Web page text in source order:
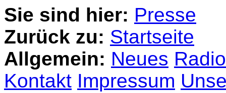
Sie sind hier: Presse
Zurück zu: Startseite
Allgemein: Neues
Kontakt Impressum